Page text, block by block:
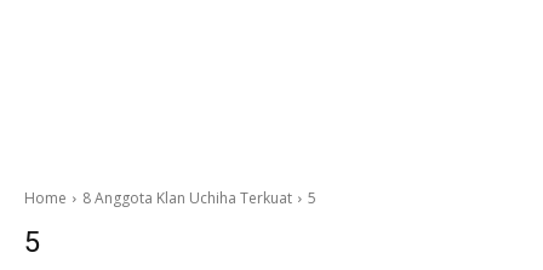
Home 8 Anggota Klan Uchiha Terkuat 5
5